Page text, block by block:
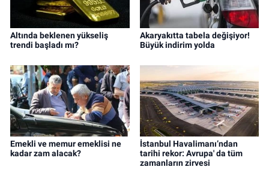
Altında beklenen yükseliş
trendi başladı mı?
Akaryakıtta tabela değişiyor!
Büyük indirim yolda
Emekli ve memur emeklisi ne
kadar zam alacak?
İstanbul Havalimanı’ndan
tarihi rekor: Avrupa' da tüm
zamanların zirvesi